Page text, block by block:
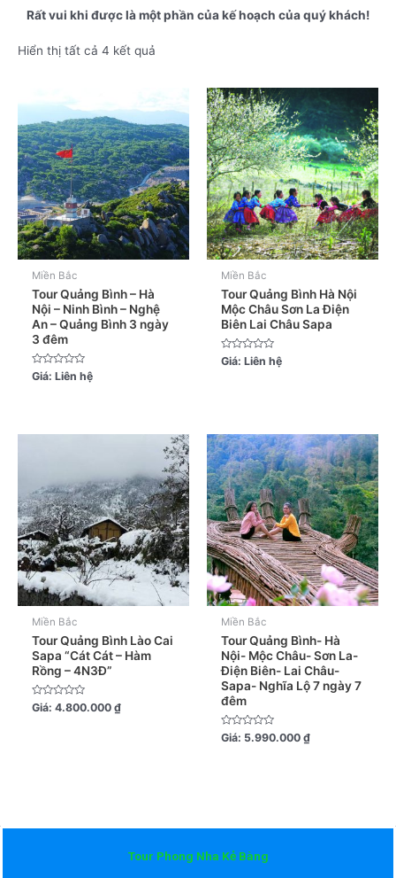
Rất vui khi được là một phần của kế hoạch của quý khách!
Hiển thị tất cả 4 kết quả
Miền Bắc
Tour Quảng Bình – Hà
Nội – Ninh Bình – Nghệ
An – Quảng Bình 3 ngày
3 đêm
Được
xếp
Giá: Liên hệ
Miền Bắc
Tour Quảng Bình Hà Nội
Mộc Châu Sơn La Điện
Biên Lai Châu Sapa
Được
xếp
Giá: Liên hệ
Miền Bắc
Tour Quảng Bình Lào Cai
Sapa “Cát Cát – Hàm
Rồng – 4N3Đ”
Được
xếp
Giá: 4.800.000₫
Miền Bắc
Tour Quảng Bình- Hà
Nội- Mộc Châu- Sơn La-
Điện Biên- Lai Châu-
Sapa- Nghĩa Lộ 7 ngày 7
đêm
Được
xếp
Giá: 5.990.000₫
Tour Phong Nha Kẻ Bàng